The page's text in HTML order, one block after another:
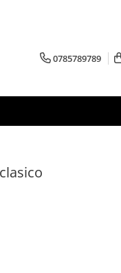
0785789789